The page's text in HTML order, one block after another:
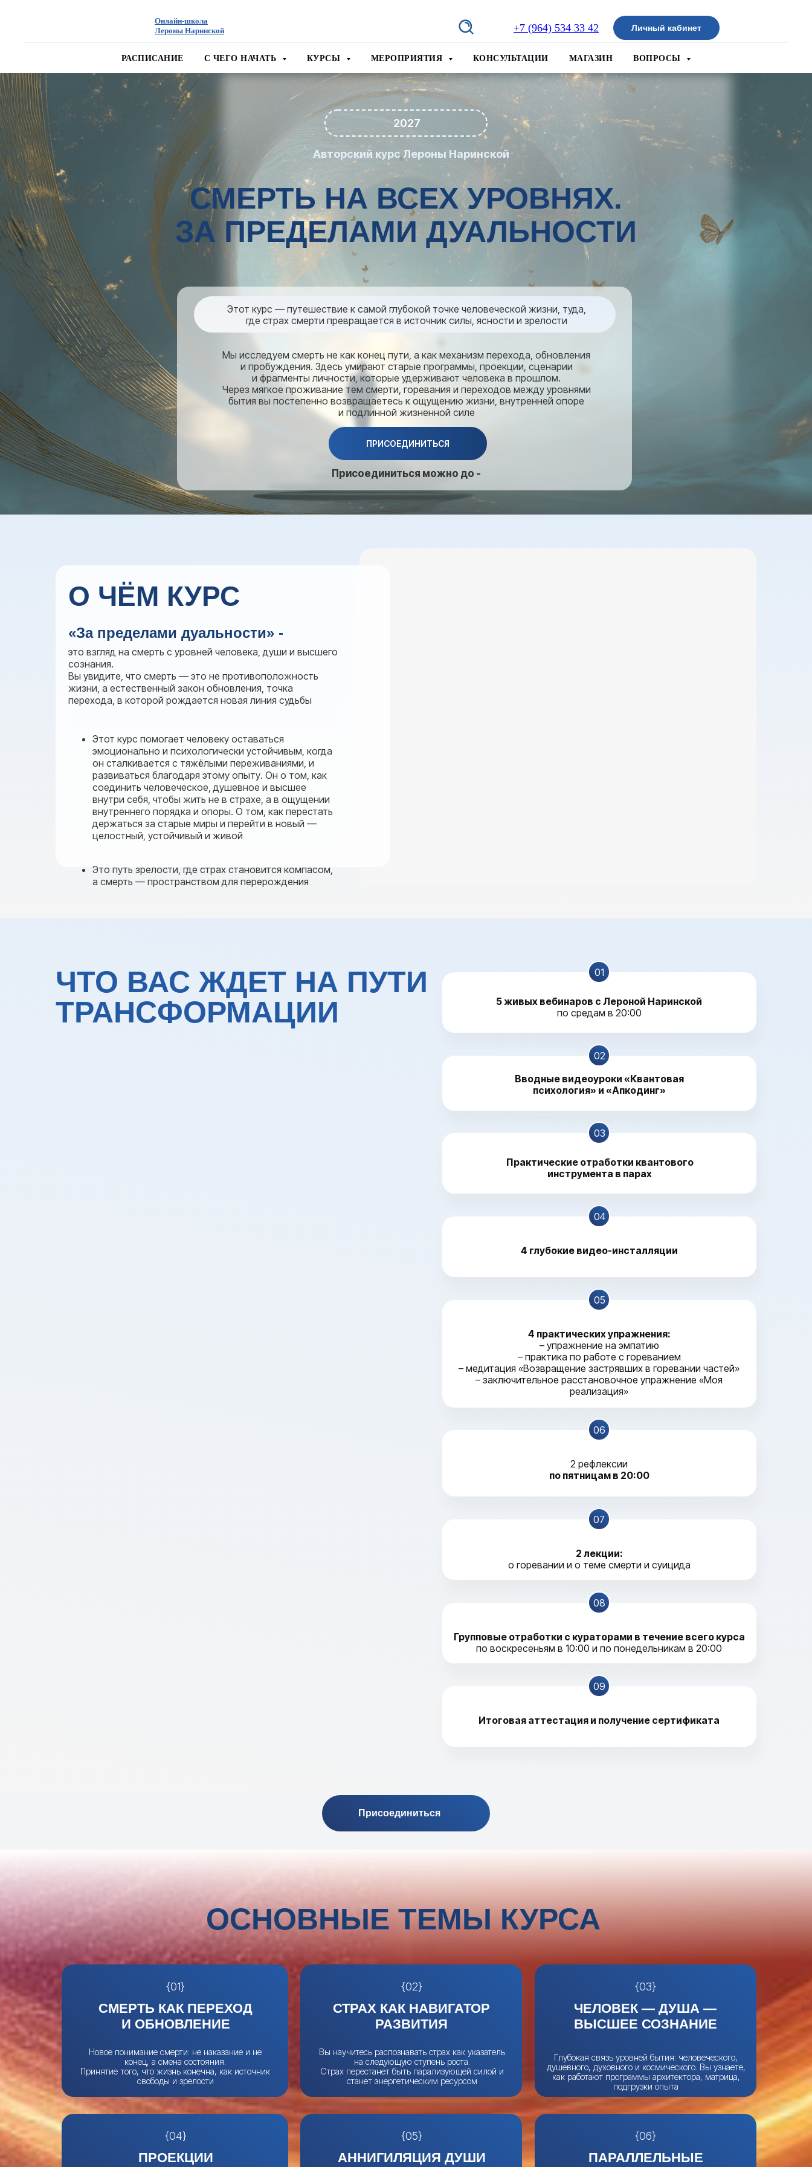
Онлайн-школа
Лероны Наринской
+7 (964) 534 33 42 Личный кабинет
РАСПИСАНИЕ С ЧЕГО НАЧАТЬ КУРСЫ МЕРОПРИЯТИЯ КОНСУЛЬТАЦИИ МАГАЗИН ВОПРОСЫ
2027
ПРИСОЕДИНИТЬСЯ
Присоединиться можно до -
Этот курс — путешествие к самой глубокой точке человеческой жизни, туда,
где страх смерти превращается в источник силы, ясности и зрелости
Мы исследуем смерть не как конец пути, а как механизм перехода, обновления
и пробуждения. Здесь умирают старые программы, проекции, сценарии
и фрагменты личности, которые удерживают человека в прошлом.
Через мягкое проживание тем смерти, горевания и переходов между уровнями
бытия вы постепенно возвращаетесь к ощущению жизни, внутренней опоре
и подлинной жизненной силе
Авторский курс Лероны Наринской
СМЕРТЬ НА ВСЕХ УРОВНЯХ.
ЗА ПРЕДЕЛАМИ ДУАЛЬНОСТИ
О ЧЁМ КУРС
Этот курс помогает человеку оставаться
эмоционально и психологически устойчивым, когда
он сталкивается с тяжёлыми переживаниями, и
развиваться благодаря этому опыту. Он о том, как
соединить человеческое, душевное и высшее
внутри себя, чтобы жить не в страхе, а в ощущении
внутреннего порядка и опоры. О том, как перестать
держаться за старые миры и перейти в новый —
целостный, устойчивый и живой
Это путь зрелости, где страх становится компасом,
а смерть — пространством для перерождения
это взгляд на смерть с уровней человека, души и высшего
сознания.
Вы увидите, что смерть — это не противоположность
жизни, а естественный закон обновления, точка
перехода, в которой рождается новая линия судьбы
«За пределами дуальности» -
ЧТО ВАС ЖДЕТ НА ПУТИ
ТРАНСФОРМАЦИИ
2 лекции:
о горевании и о теме смерти и суицида
07
2 рефлексии
по пятницам в 20:00
06
Итоговая аттестация и получение сертификата
09
Групповые отработки с кураторами в течение всего курса
по воскресеньям в 10:00 и по понедельникам в 20:00
08
4 практических упражнения:
– упражнение на эмпатию
– практика по работе с гореванием
– медитация «Возвращение застрявших в горевании частей»
– заключительное расстановочное упражнение «Моя
реализация»
05
4 глубокие видео-инсталляции
04
Практические отработки квантового
инструмента в парах
03
Вводные видеоуроки «Квантовая
психология» и «Апкодинг»
02
5 живых вебинаров с Лероной Наринской
по средам в 20:00
01
Присоединиться
{02}
СТРАХ КАК НАВИГАТОР
РАЗВИТИЯ
Вы научитесь распознавать страх как указатель
на следующую ступень роста.
Страх перестанет быть парализующей силой и
станет энергетическим ресурсом
{01}
СМЕРТЬ КАК ПЕРЕХОД
И ОБНОВЛЕНИЕ
Новое понимание смерти: не наказание и не
конец, а смена состояния.
Принятие того, что жизнь конечна, как источник
свободы и зрелости
{03}
ЧЕЛОВЕК — ДУША —
ВЫСШЕЕ СОЗНАНИЕ
Глубокая связь уровней бытия: человеческого,
душевного, духовного и космического. Вы узнаете,
как работают программы архитектора, матрица,
подгрузки опыта
{05}
АННИГИЛЯЦИЯ ДУШИ
{04}
ПРОЕКЦИИ
ОСНОВНЫЕ ТЕМЫ КУРСА
{06}
ПАРАЛЛЕЛЬНЫЕ